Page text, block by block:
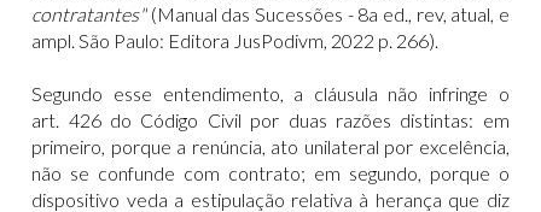
contratantes" (Manual das Sucessões - 8a ed., rev, atual, e
ampl. São Paulo: Editora JusPodivm, 2022 p. 266).
Segundo esse entendimento, a cláusula não infringe o
art. 426 do Código Civil por duas razões distintas: em
primeiro, porque a renúncia, ato unilateral por excelência,
não se confunde com contrato; em segundo, porque o
dispositivo veda a estipulação relativa à herança que diz